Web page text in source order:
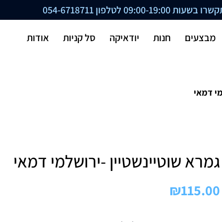
09:00-19:00 לטלפון 054-6718711
מבצעים חנות יודאיקה סל קניות אודות
דמאי
גמרא שוטיינשטיין -ירושלמי דמאי
₪115.00